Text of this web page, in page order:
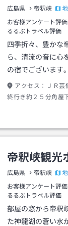
広島県 帝釈峡
お客様アンケート評価
るるぶトラベル評価
四季折々、豊かな
ら、清流の音に心
の宿でございます。
アクセス：
ＪＲ
終行き約２５分角屋
帝釈峡観光
広島県 帝釈峡
お客様アンケート評価
るるぶトラベル評価
部屋の窓から帝釈
た神龍湖の蒼い水